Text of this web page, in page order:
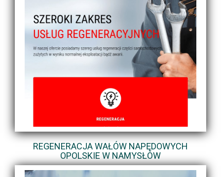
REGENERACJA WAŁÓW NAPĘDOWYCH
OPOLSKIE W NAMYSŁÓW